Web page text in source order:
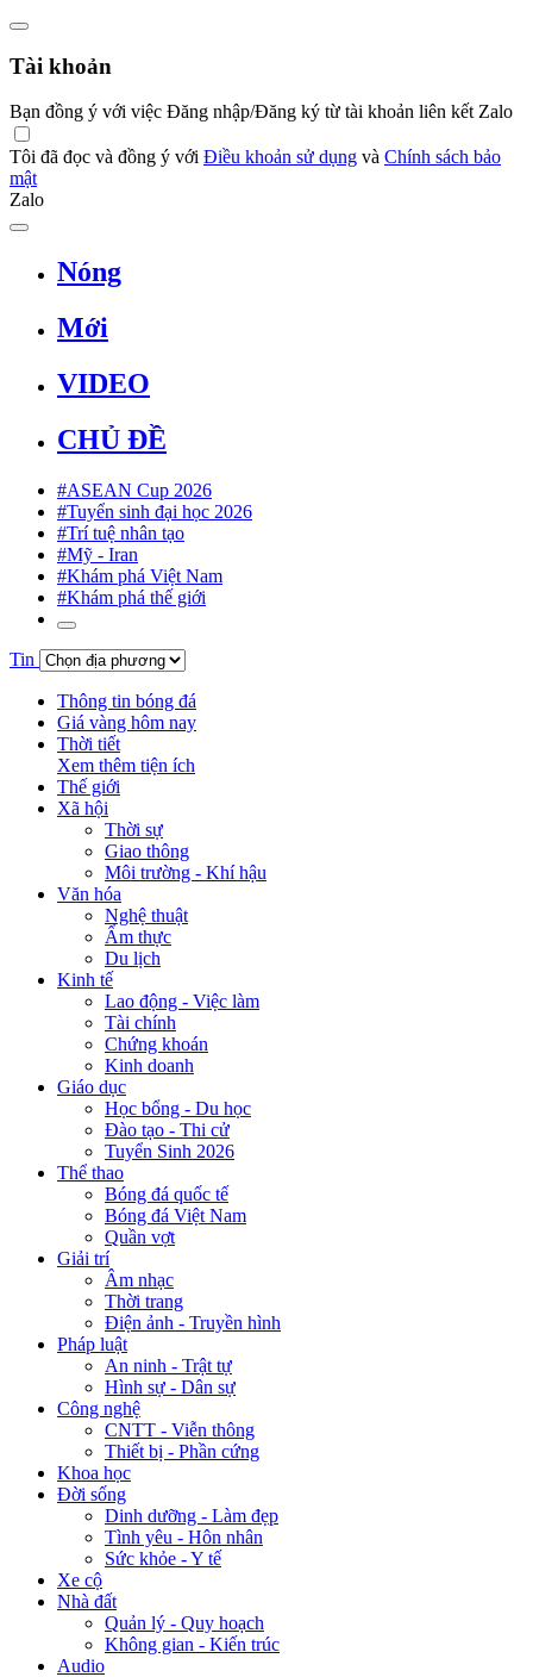
Tài khoản
Bạn đồng ý với việc Đăng nhập/Đăng ký từ tài khoản liên kết Zalo
Tôi đã đọc và đồng ý với Điều khoản sử dụng và Chính sách bảo
mật
Zalo
Nóng
Mới
VIDEO
CHỦ ĐỀ
#ASEAN Cup 2026
#Tuyển sinh đại học 2026
#Trí tuệ nhân tạo
#Mỹ - Iran
#Khám phá Việt Nam
#Khám phá thế giới
Tin
Thông tin bóng đá
Giá vàng hôm nay
Thời tiết
Xem thêm tiện ích
Thế giới
Xã hội
Thời sự
Giao thông
Môi trường - Khí hậu
Văn hóa
Nghệ thuật
Ẩm thực
Du lịch
Kinh tế
Lao động - Việc làm
Tài chính
Chứng khoán
Kinh doanh
Giáo dục
Học bổng - Du học
Đào tạo - Thi cử
Tuyển Sinh 2026
Thể thao
Bóng đá quốc tế
Bóng đá Việt Nam
Quần vợt
Giải trí
Âm nhạc
Thời trang
Điện ảnh - Truyền hình
Pháp luật
An ninh - Trật tự
Hình sự - Dân sự
Công nghệ
CNTT - Viễn thông
Thiết bị - Phần cứng
Khoa học
Đời sống
Dinh dưỡng - Làm đẹp
Tình yêu - Hôn nhân
Sức khỏe - Y tế
Xe cộ
Nhà đất
Quản lý - Quy hoạch
Không gian - Kiến trúc
Audio